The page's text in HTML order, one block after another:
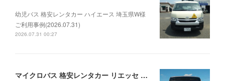
幼児バス 格安レンタカー ハイエース 埼玉県W様
ご利用事例(2026.07.31)
2026.07.31 00:27
マイクロバス 格安レンタカー リエッセ 千葉県D法人様ご利用事例(2026.07.30)